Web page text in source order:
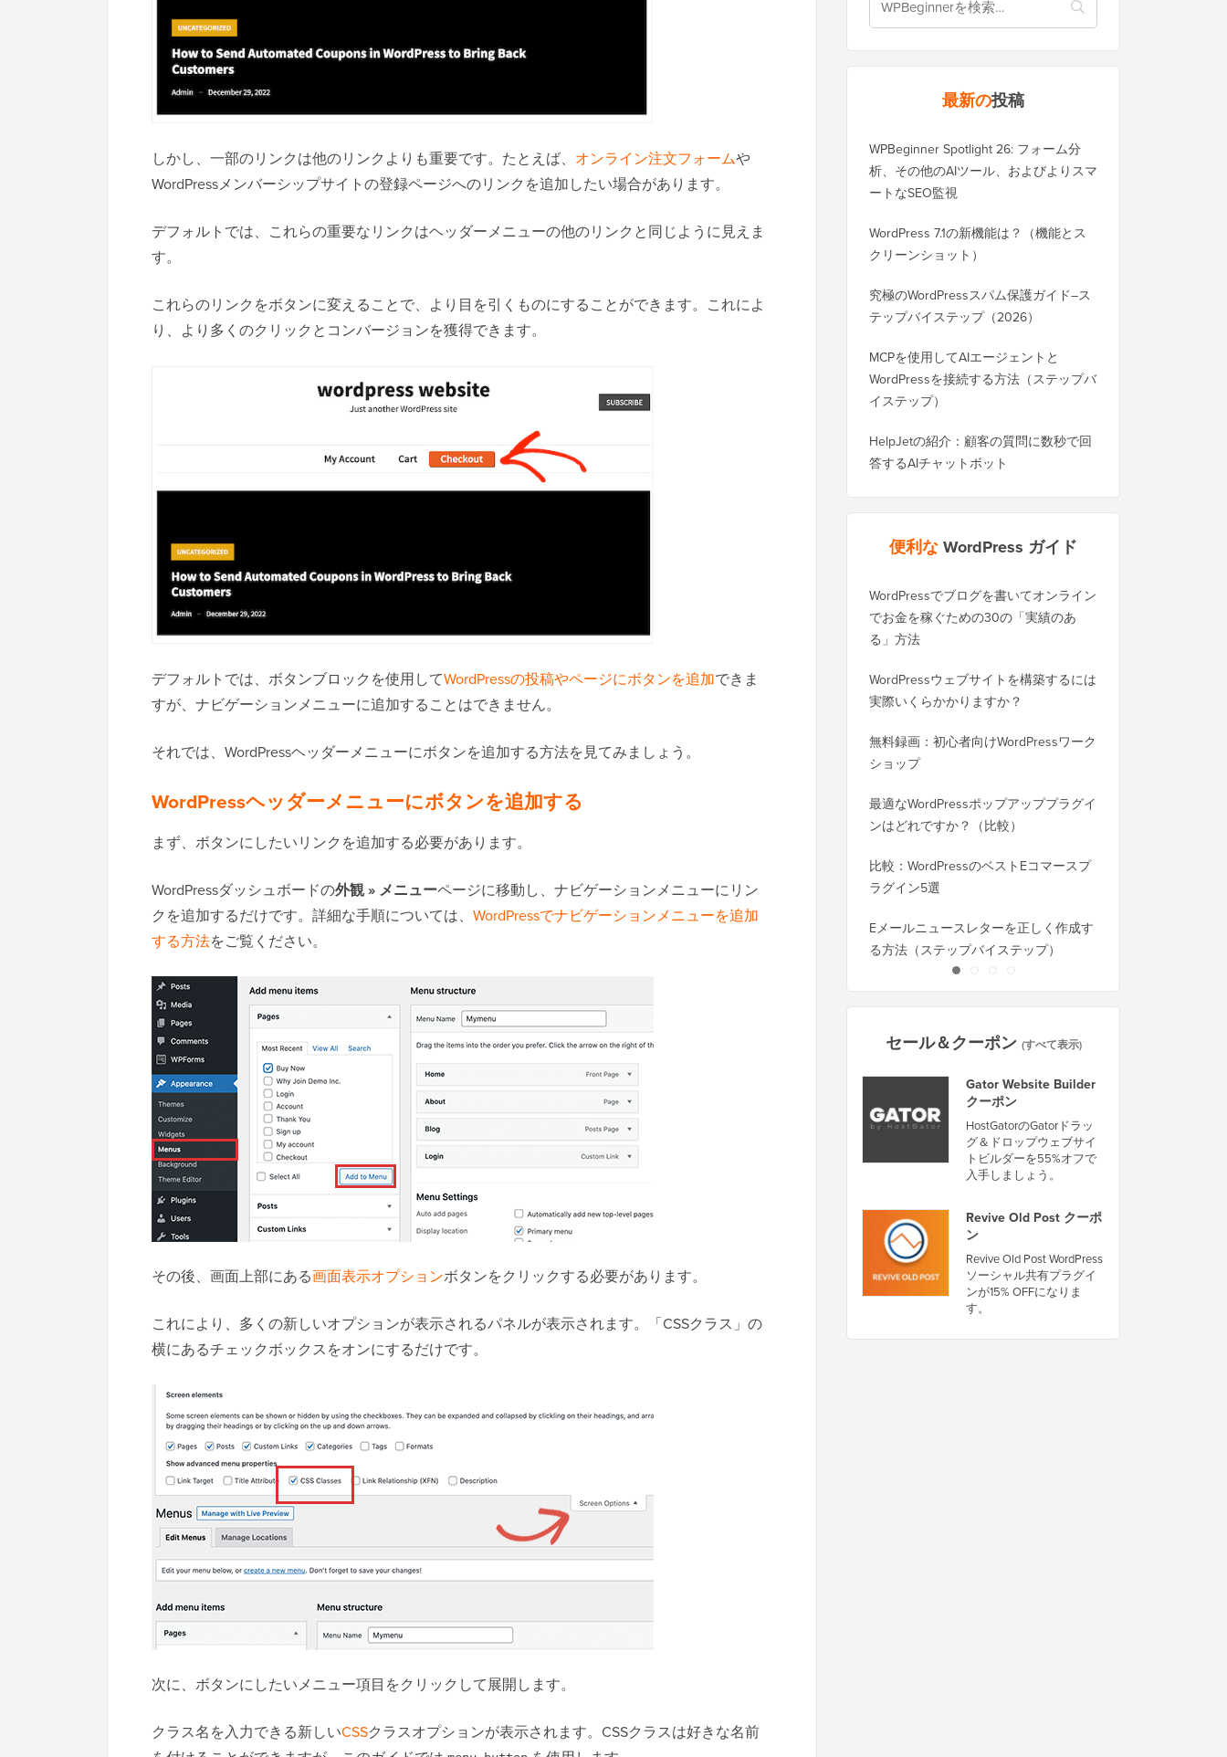
しかし、一部のリンクは他のリンクよりも重要です。たとえば、 オンライン注文フォームや
WordPressメンバーシップサイトの登録ページへのリンクを追加したい場合があります。
デフォルトでは、これらの重要なリンクはヘッダーメニューの他のリンクと同じように見えま
す。
これらのリンクをボタンに変えることで、より目を引くものにすることができます。これによ
り、より多くのクリックとコンバージョンを獲得できます。
デフォルトでは、ボタンブロックを使用してWordPressの投稿やページにボタンを追加できま
すが、ナビゲーションメニューに追加することはできません。
それでは、WordPressヘッダーメニューにボタンを追加する方法を見てみましょう。
WordPressヘッダーメニューにボタンを追加する
まず、ボタンにしたいリンクを追加する必要があります。
WordPressダッシュボードの外観 » メニューページに移動し、ナビゲーションメニューにリン
クを追加するだけです。詳細な手順については、 WordPressでナビゲーションメニューを追加
する方法をご覧ください。
その後、画面上部にある画面表示オプションボタンをクリックする必要があります。
これにより、多くの新しいオプションが表示されるパネルが表示されます。「CSSクラス」の
横にあるチェックボックスをオンにするだけです。
次に、ボタンにしたいメニュー項目をクリックして展開します。
クラス名を入力できる新しいCSSクラスオプションが表示されます。CSSクラスは好きな名前
最新の投稿
WPBeginner Spotlight 26: フォーム分
析、その他のAIツール、およびよりスマ
ートなSEO監視
WordPress 7.1の新機能は？（機能とス
クリーンショット）
究極のWordPressスパム保護ガイド–ス
テップバイステップ（2026）
MCPを使用してAIエージェントと
WordPressを接続する方法（ステップバ
イステップ）
HelpJetの紹介：顧客の質問に数秒で回
答するAIチャットボット
便利なWordPress ガイド
WordPressでブログを書いてオンライン
でお金を稼ぐための30の「実績のあ
る」方法
WordPressウェブサイトを構築するには
実際いくらかかりますか？
無料録画：初心者向けWordPressワーク
ショップ
最適なWordPressポップアッププラグイ
ンはどれですか？（比較）
比較：WordPressのベストEコマースプ
ラグイン5選
Eメールニュースレターを正しく作成す
る方法（ステップバイステップ）
セール＆クーポン (すべて表示)
Gator Website Builder
クーポン
HostGatorのGatorドラッ
グ＆ドロップウェブサイ
トビルダーを55%オフで
入手しましょう。
Revive Old Post クーポ
ン
Revive Old Post WordPress
ソーシャル共有プラグイ
ンが15% OFFになりま
す。